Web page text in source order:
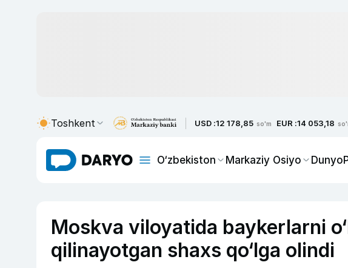
Toshkent USD :12 178,85 so'm EUR :14 053,18
O‘zbekiston Markaziy Osiyo Dunyo
Moskva viloyatida baykerlarni
qilinayotgan shaxs qo‘lga olindi